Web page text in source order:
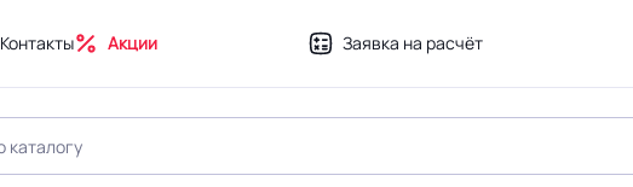
Контакты Акции Заявка на расчёт